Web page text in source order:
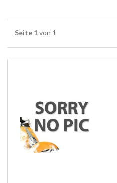
Seite 1von 1